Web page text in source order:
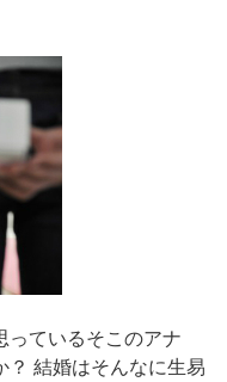
っているそこのアナ
？ 結婚はそんなに生易